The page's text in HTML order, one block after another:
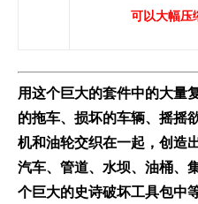
可以大幅压
用这个巨大的套件中的大量
的拖车、损坏的车辆、摇摇
机和油轮交织在一起，创造
汽车、管道、水坝、油桶、
个巨大的史诗破坏工具包中